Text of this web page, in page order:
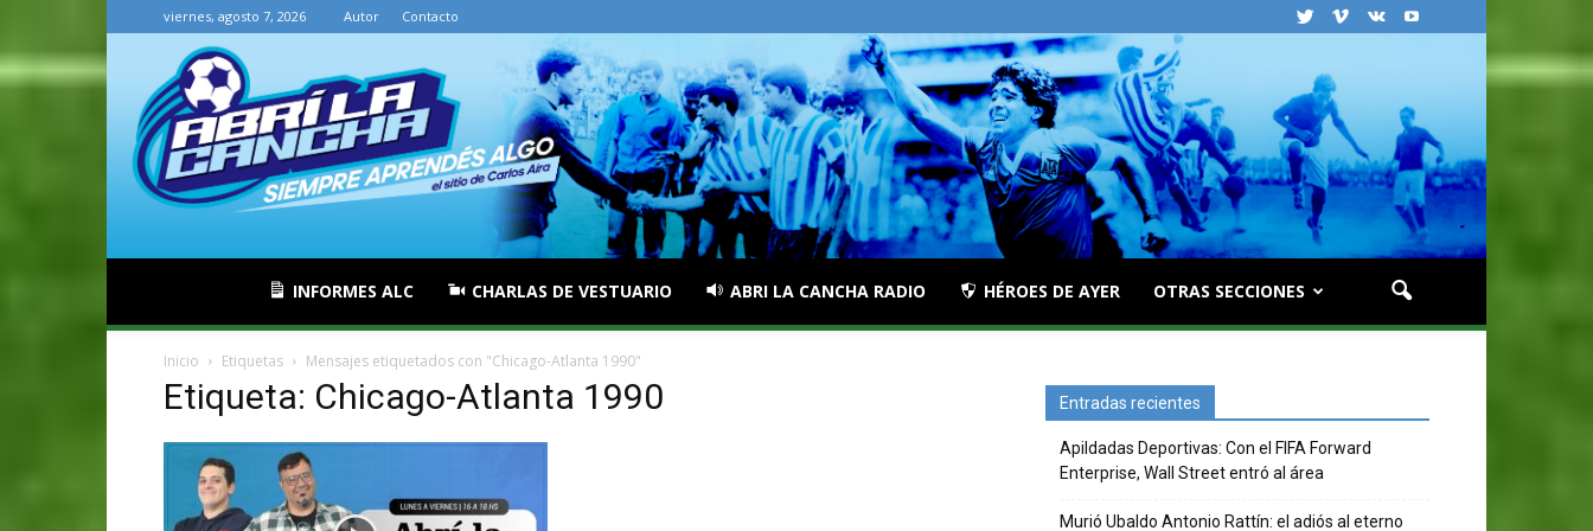
viernes, agosto 7, 2026 Autor Contacto
INFORMES ALC CHARLAS DE VESTUARIO ABRI LA CANCHA RADIO HÉROES DE AYER OTRAS SECCIONES
Inicio Etiquetas Mensajes etiquetados con "Chicago-Atlanta 1990"
Etiqueta: Chicago-Atlanta 1990 Entradas recientes
Apildadas Deportivas: Con el FIFA Forward
Enterprise, Wall Street entró al área
Murió Ubaldo Antonio Rattín: el adiós al eterno